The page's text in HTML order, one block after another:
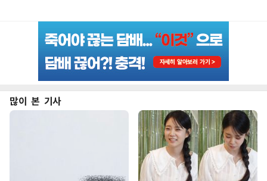
많이 본 기사